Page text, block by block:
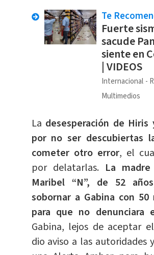
Te
Fuerte
sacude
siente en
| VIDEOS
Internacional
Multimedios
La desesperación de Hiris
por no ser descubiertas
cometer otro error, el
por delatarlas. La
Maribel “N”, de 52
sobornar a Gabina con
para que no denunciara
Gabina, lejos de aceptar
dio aviso a las autoridades